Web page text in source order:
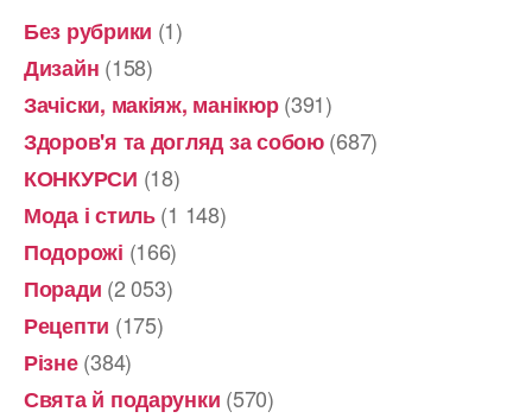
Без рубрики (1)
Дизайн (158)
Зачіски, макіяж, манікюр(391)
Здоров'я та догляд за собою(687)
КОНКУРСИ (18)
Мода і стиль(1 148)
Подорожі (166)
Поради (2 053)
Рецепти (175)
Різне(384)
Свята й подарунки (570)